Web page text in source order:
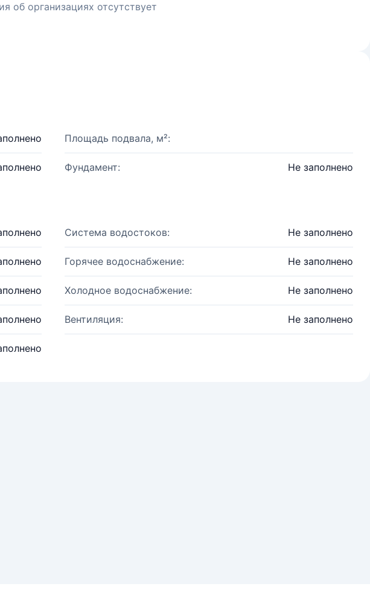
об организациях отсутствует
Площадь подвала, м²:
Фундамент: Не заполнено
Система водостоков: Не заполнено
Горячее водоснабжение: Не заполнено
Холодное водоснабжение: Не заполнено
Вентиляция: Не заполнено